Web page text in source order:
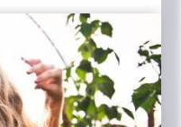
quando
trabalham em
pela Beautycolor